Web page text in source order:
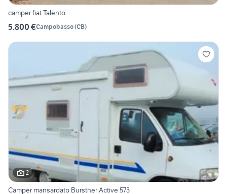
camper fiat Talento
5.800 €Campobasso(CB)
2
Camper mansardato Burstner Active 573